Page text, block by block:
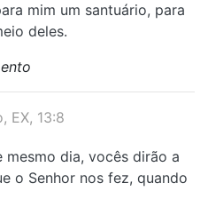
mim um santuário, para
deles.
EX, 13:8
mesmo dia, vocês dirão a
o Senhor nos fez, quando